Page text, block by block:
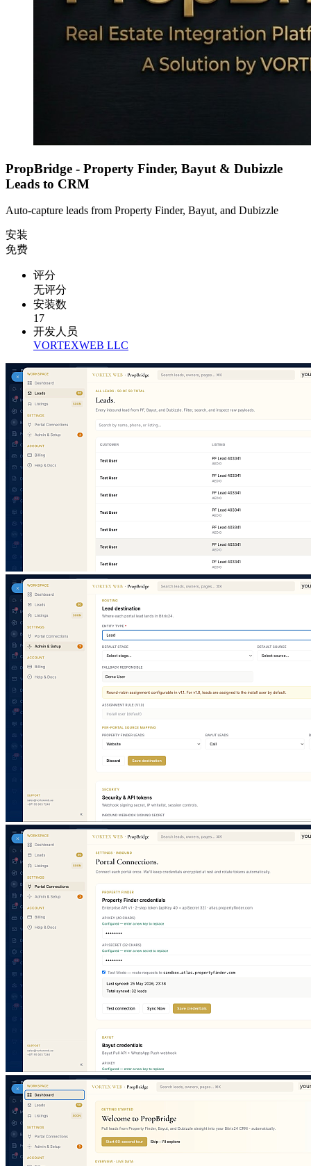
PropBridge - Property Finder, Bayut & Dubizzle
Leads to CRM
Auto-capture leads from Property Finder, Bayut, and Dubizzle
安装
免费
评分
无评分
安装数
17
开发人员
VORTEXWEB LLC